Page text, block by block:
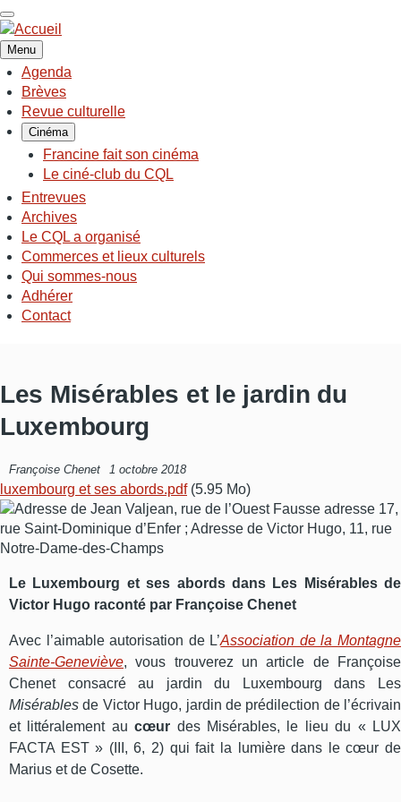
Aller
au
contenu
principal
Menu
NAVIGATION
PRINCIPALE
Agenda
Brèves
Revue culturelle
Cinéma
Francine fait son cinéma
Le ciné-club du CQL
Entrevues
Archives
Le CQL a organisé
Commerces et lieux culturels
Qui sommes-nous
Adhérer
Contact
Les Misérables et le jardin du
Luxembourg
Françoise Chenet 1 octobre 2018
luxembourg et ses abords.pdf (5.95 Mo)
Le Luxembourg et ses abords dans Les Misérables de
Victor Hugo raconté par Françoise Chenet
Avec l’aimable autorisation de L’Association de la Montagne
Sainte-Geneviève, vous trouverez un article de Françoise
Chenet consacré au jardin du Luxembourg dans Les
Misérables de Victor Hugo, jardin de prédilection de l’écrivain
et littéralement aucœur des Misérables, le lieu du « LUX
FACTA EST » (III, 6, 2) qui fait la lumière dans le cœur de
Marius et de Cosette.